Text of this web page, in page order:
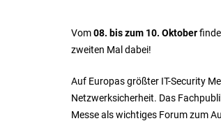
Vom08. bis zum 10. Oktober
zweiten Mal dabei!
Auf Europas größter IT-Security
Netzwerksicherheit. Das
Messe als wichtiges Forum zum